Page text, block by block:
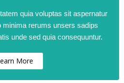
quia voluptas sit aspernatur
minima rerums unsers sadips
unde sed quia consequuntur.
More